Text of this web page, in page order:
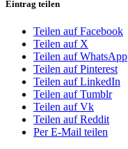
Eintrag teilen
Teilen auf Facebook
Teilen auf X
Teilen auf WhatsApp
Teilen auf Pinterest
Teilen auf LinkedIn
Teilen auf Tumblr
Teilen auf Vk
Teilen auf Reddit
Per E-Mail teilen